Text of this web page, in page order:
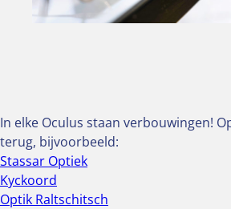
In elke Oculus staan verbouwingen!
terug, bijvoorbeeld:
Stassar Optiek
Kyckoord
Optik Raltschitsch